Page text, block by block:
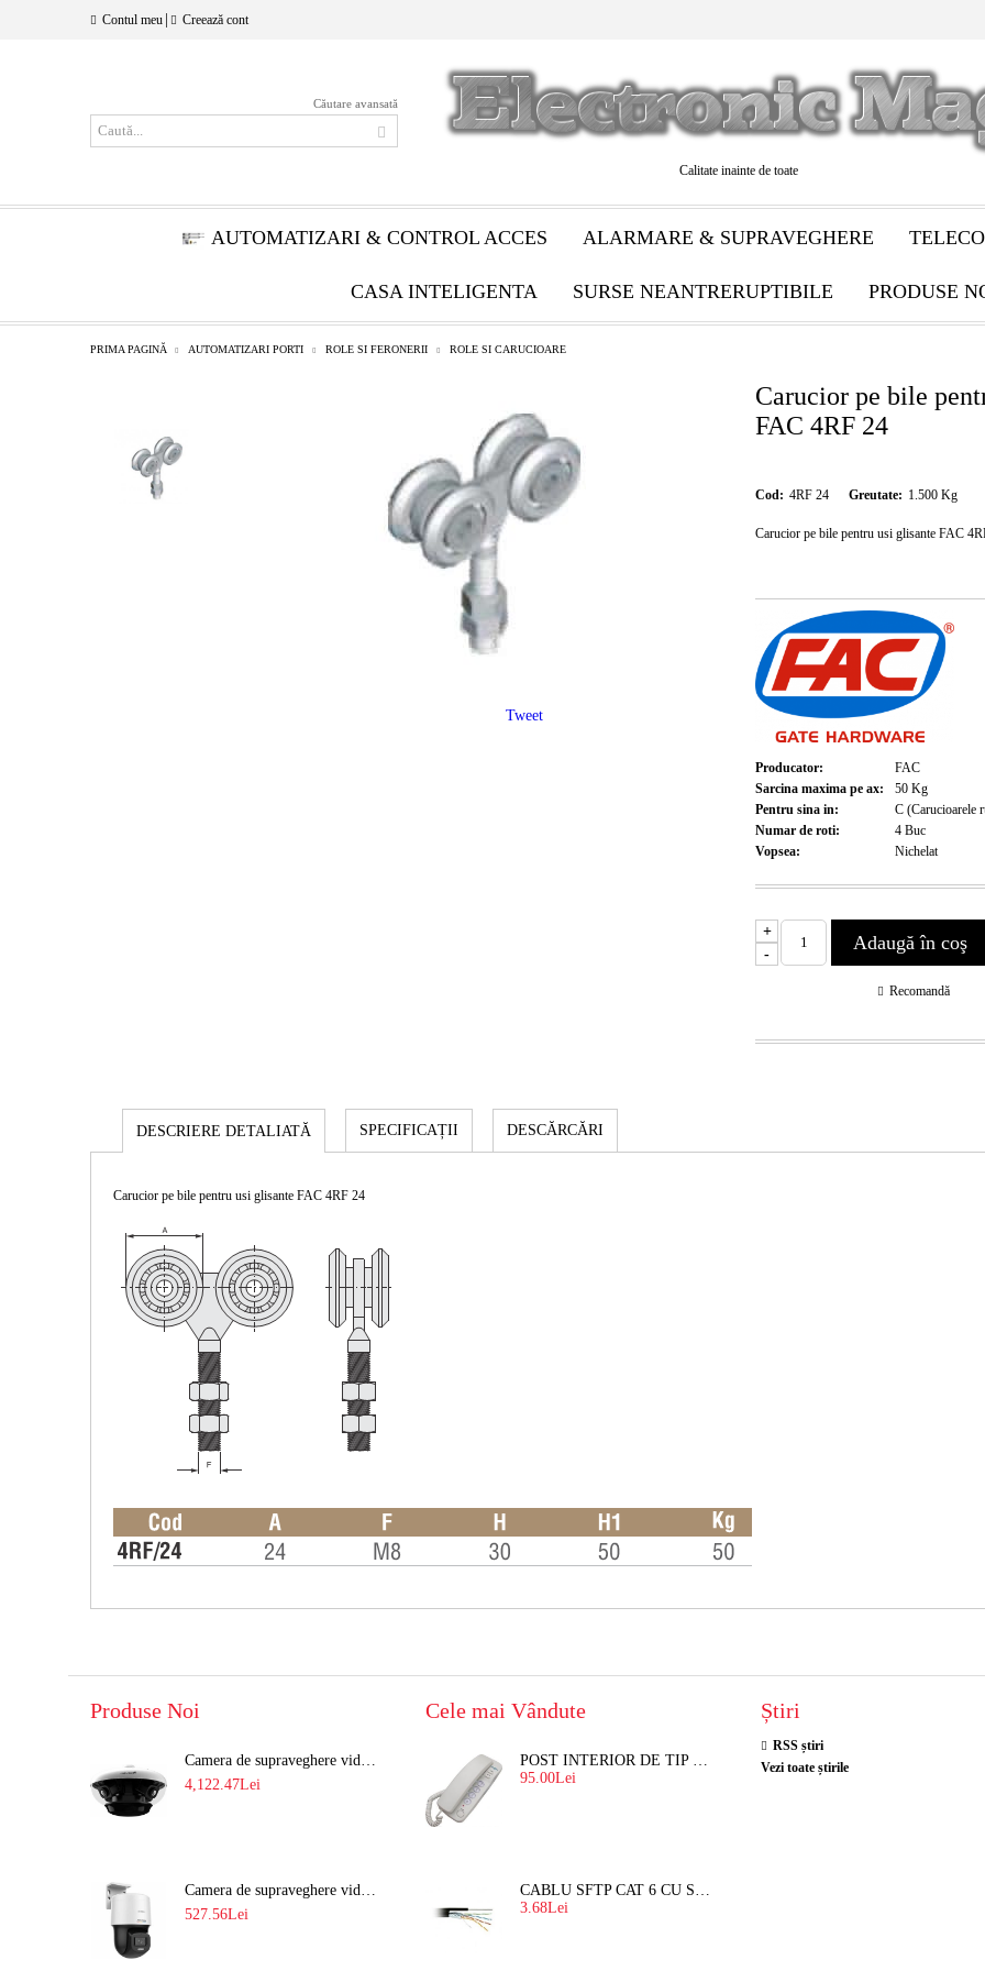
Contul meu Creează cont
Căutare avansată
Calitate inainte de toate
AUTOMATIZARI & CONTROL ACCES ALARMARE & SUPRAVEGHERE
CASA INTELIGENTA SURSE NEANTRERUPTIBILE PRODUSE
PRIMA PAGINĂ AUTOMATIZARI PORTI ROLE SI FERONERII ROLE SI CARUCIOARE
Carucior pe bile
FAC 4RF 24
Cod: 4RF 24 Greutate: 1.500 Kg
Carucior pe bile pentru usi glisante FAC
Producator:
FAC
Sarcina maxima pe ax:
50 Kg
Pentru sina in:
C (Carucioarele
Numar de roti:
4 Buc
Vopsea:
Nichelat
+
-
Recomandă
Tweet
DESCRIERE DETALIATĂ SPECIFICAȚII DESCĂRCĂRI
Carucior pe bile pentru usi glisante FAC 4RF 24
Produse Noi
Camera de supraveghere video 8MP panoramica de exterior(4x2MP Stitched) Navaio NGC-7482PR
4,122.47Lei
Camera de supraveghere video IP PT 4MP cu lumina alba 30M si lentila fixa Hikvision DS-2DE2C400SCG-E F1
527.56Lei
Cele mai Vândute
POST INTERIOR DE TIP TELEFON RESEL, T8018 PENTRU INTERFON DE BLOC
95.00Lei
CABLU SFTP CAT 6 CU SUFA, DE EXTERIOR 8 FIRE X 0,56 MM
3.68Lei
Știri
RSS știri
Vezi toate știrile